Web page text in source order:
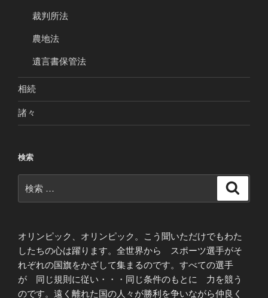
裁判所法
農地法
遺言書保管法
相続
諸々
検索
索:
オリンピック、オリンピック。こう聞いただけでもわた
したちの心は躍ります。全世界から スポーツ選手がそ
れぞれの国旗をかざして集まるのです。すべての選手
が 同じ規則に従い・・・同じ条件のもとに 力を競う
のです。遠く離れた国の人々が勝利を争いながら仲良く